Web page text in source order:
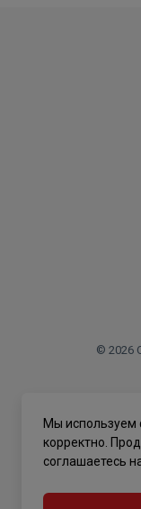
© 2026
Мы используем
корректно.
соглашаетесь